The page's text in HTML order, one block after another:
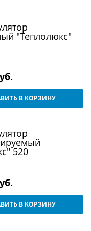
"Теплолюкс"
В КОРЗИНУ
520
В КОРЗИНУ